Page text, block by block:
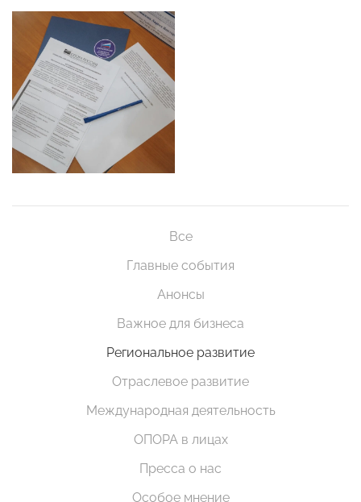
Все
Главные события
Анонсы
Важное для бизнеса
Региональное развитие
Отраслевое развитие
Международная деятельность
ОПОРА в лицах
Пресса о нас
Особое мнение